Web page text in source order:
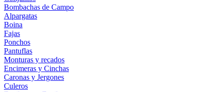
Bombachas de Campo
Alpargatas
Boina
Fajas
Ponchos
Pantuflas
Monturas y recados
Encimeras y Cinchas
Caronas y Jergones
Culeros